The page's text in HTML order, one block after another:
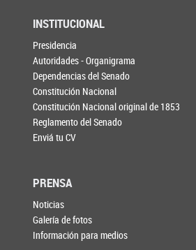
INSTITUCIONAL
Presidencia
Autoridades - Organigrama
Dependencias del Senado
Constitución Nacional
Constitución Nacional original de 1853
Reglamento del Senado
Enviá tu CV
PRENSA
Noticias
Galería de fotos
Información para medios